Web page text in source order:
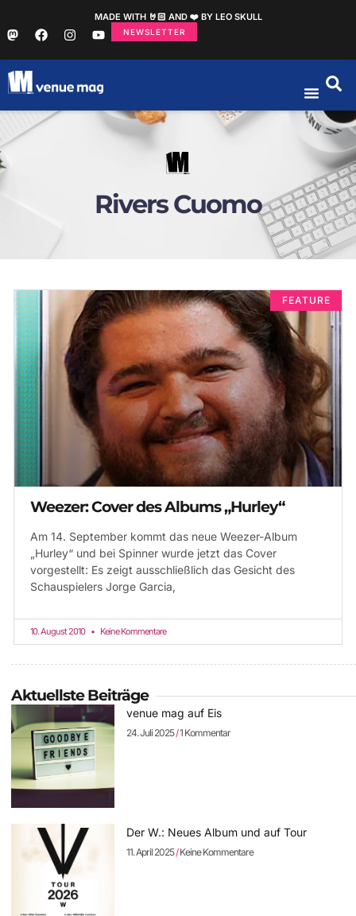
MADE WITH 🤘🏻 AND ❤️ BY LEO SKULL
NEWSLETTER
Rivers Cuomo
FEATURE
Weezer: Cover des Albums „Hurley“
Am 14. September kommt das neue Weezer-Album
„Hurley“ und bei Spinner wurde jetzt das Cover
vorgestellt: Es zeigt ausschließlich das Gesicht des
Schauspielers Jorge Garcia,
10. August 2010 Keine Kommentare
Aktuellste Beiträge
venue mag auf Eis
24. Juli 2025 1 Kommentar
Der W.: Neues Album und auf Tour
11. April 2025 Keine Kommentare